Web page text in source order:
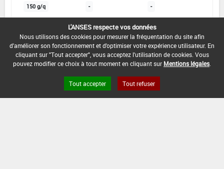
150 g/q - -
INTERVALLE MINIMUM ENTRE APPLICATIONS :
-
DATE DE RETRAIT DE L'USAGE :
DATE DE FIN DE DISTRIBUTION :
L'ANSES respecte vos données
Nous utilisons des cookies pour mesurer la fréquentation du site afin
d'améliorer son fonctionnement et d'optimiser votre expérience utilisateur. En
cliquant sur "Tout accepter", vous acceptez l'utilisation de cookies. Vous
pouvez modifier ce choix à tout moment en cliquant sur Mentions légales
Tout accepter Tout refuser